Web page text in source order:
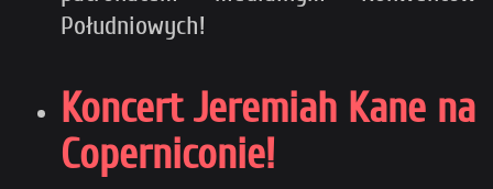
Południowych!
Koncert Jeremiah Kane na
Coperniconie!